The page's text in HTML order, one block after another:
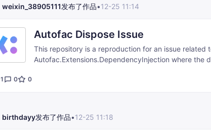
weixin_38905111发布了作品•12-25 11:14
Autofac Dispose Issue
This repository is a reproduction for an issue related
Autofac.Extensions.DependencyInjection where the
the issue to facilitate debugging and resolution.
1 0 0
birthdayy发布了作品•12-25 11:18